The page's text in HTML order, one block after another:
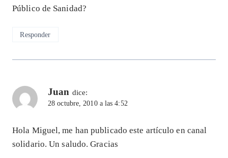
Público de Sanidad?
Responder
Juan dice:
28 octubre, 2010 a las 4:52
Hola Miguel, me han publicado este artículo en canal
solidario. Un saludo. Gracias